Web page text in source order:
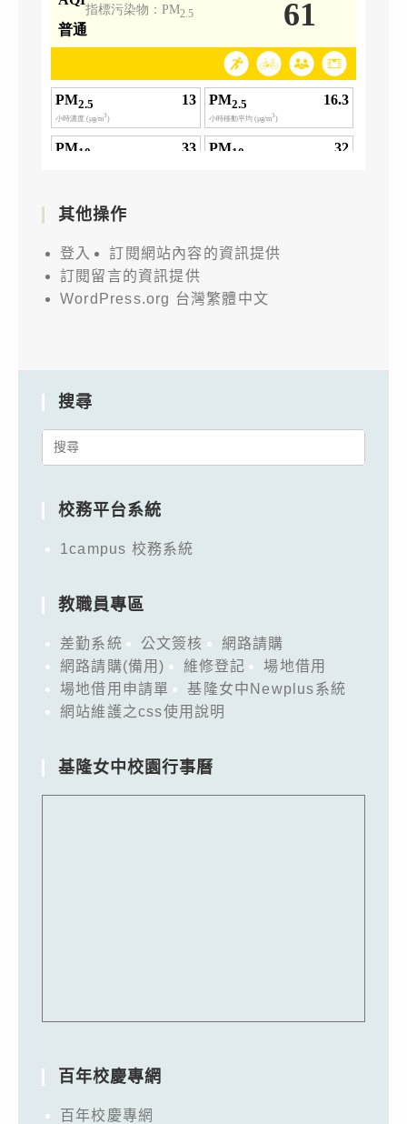
其他操作
登入
訂閱網站內容的資訊提供
訂閱留言的資訊提供
WordPress.org 台灣繁體中文
搜尋
Search
校務平台系統
1campus 校務系統
教職員專區
差勤系統 公文簽核
網路請購
網路請購(備用)
維修登記
場地借用
場地借用申請單
基隆女中Newplus系統
網站維護之css使用說明
基隆女中校園行事曆
百年校慶專網
百年校慶專網